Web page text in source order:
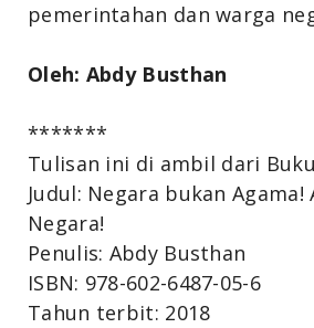
pemerintahan dan warga
Oleh: Abdy Busthan
*******
Tulisan ini di ambil dari
Judul: Negara bukan Agama!
Negara!
Penulis: Abdy Busthan
ISBN: 978-602-6487-05-6
Tahun terbit: 2018